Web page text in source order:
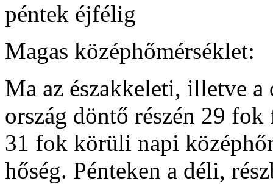
péntek éjfélig
Magas középhőmérséklet:
Ma az északkeleti, illetve
ország döntő részén 29
31 fok körüli napi
hőség. Pénteken a déli,